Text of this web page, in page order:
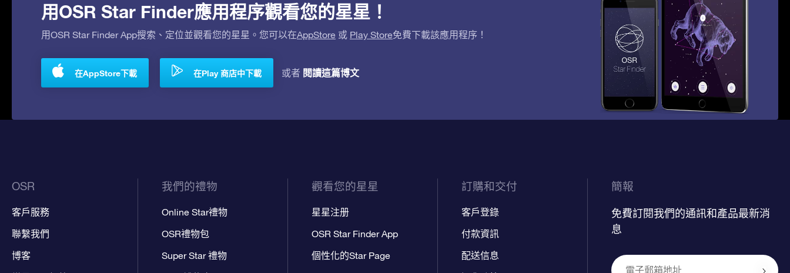
用OSR Star Finder應用程序觀看您的星星！
用OSR Star Finder App搜索、定位並觀看您的星星。您可以在AppStore 或 Play Store免費下載該應用程序！
在AppStore下載 在Play 商店中下載 或者 閱讀這篇博文
OSR
客戶服務
聯繫我們
博客
我們的禮物
Online Star禮物
OSR禮物包
Super Star 禮物
觀看您的星星
星星注册
OSR Star Finder App
個性化的Star Page
訂購和交付
客戶登錄
付款資訊
配送信息
簡報
免費訂閱我們的通訊和產品最新消
息